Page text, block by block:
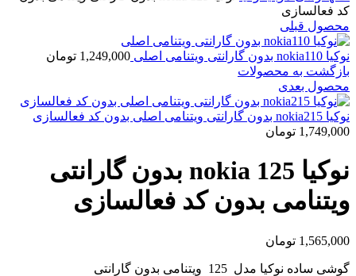
کد فعالسازی
محصول قبلی
نوکیا nokia110 بدون گارانتی ویتنامی اصلی 1,249,000 تومان
بازگشت به محصولات
محصول بعدی
نوکیا nokia215 بدون گارانتی ویتنامی اصلی بدون کد فعالسازی
1,749,000 تومان
نوکیا nokia 125 بدون گارانتی
ویتنامی بدون کد فعالسازی
1,565,000 تومان
گوشی ساده نوکیا مدل 125 ویتنامی بدون گارانتی